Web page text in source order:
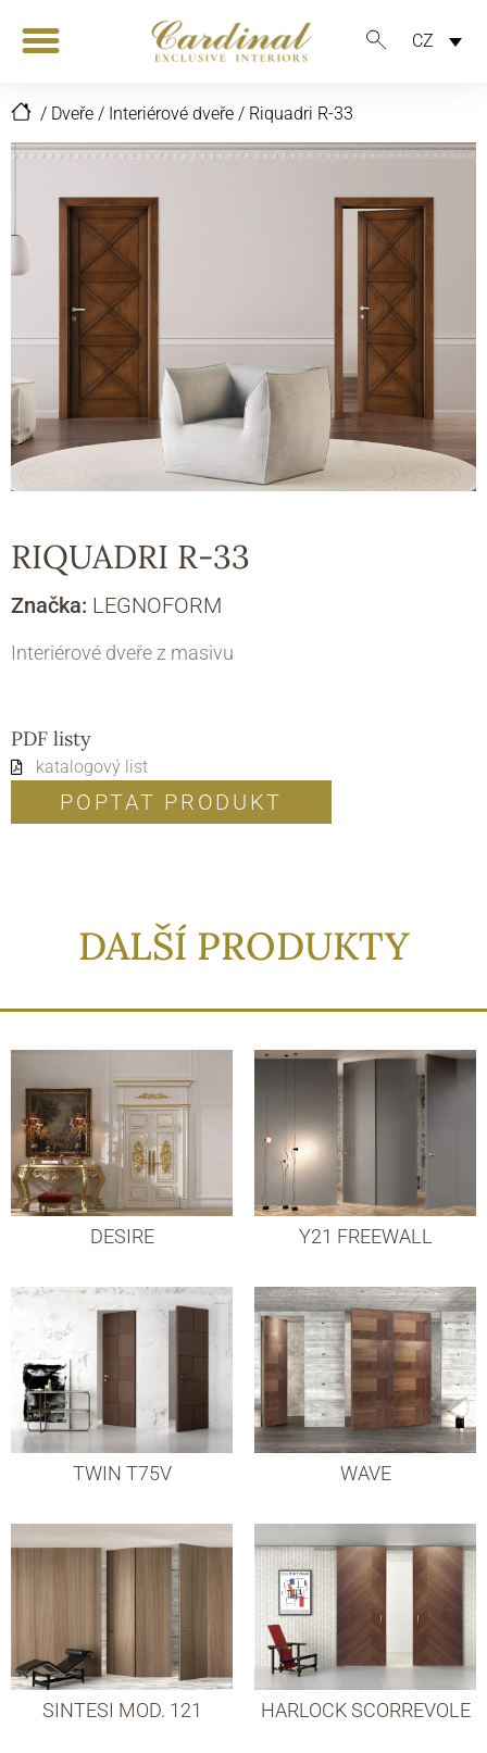
CZ
/ Dveře / Interiérové dveře / Riquadri R-33
RIQUADRI R-33
Značka: LEGNOFORM
Interiérové dveře z masivu
PDF listy
katalogový list
POPTAT PRODUKT
DALŠÍ PRODUKTY
DESIRE Y21 FREEWALL
TWIN T75V WAVE
SINTESI MOD. 121 HARLOCK SCORREVOLE